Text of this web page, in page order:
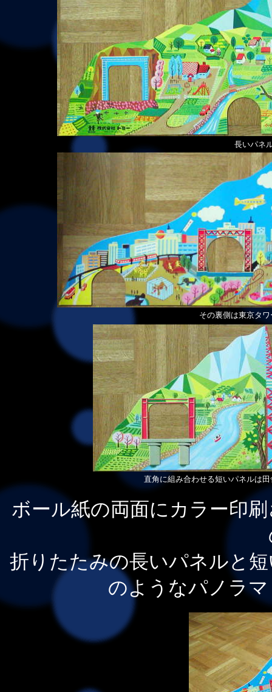
長いパネ
その裏側は東京タ
直角に組み合わせる短いパネルは
ボール紙の両面にカラー印
折りたたみの長いパネルと
のようなパノラ